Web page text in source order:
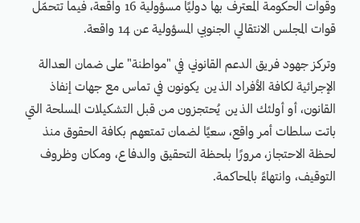
وقوات الحكومة المعترف بها دوليًا مسؤولية 16 واقعة، فيما تتحمّل
قوات المجلس الانتقالي الجنوبي المسؤولية عن 14 واقعة.
وتركز جهود فريق الدعم القانوني في "مواطنة" على ضمان العدالة
الإجرائية لكافة الأفراد الذين يكونون في تماس مع جهات إنفاذ
القانون، أو أولئك الذين يُحتجزون من قبل التشكيلات المسلحة التي
باتت سلطات أمر واقع، سعيًا لضمان تمتعهم بكافة الحقوق منذ
لحظة الاحتجاز، مرورًا بلحظة التحقيق والدفاع، ومكان وظروف
التوقيف، وانتهاءً بالمحاكمة.